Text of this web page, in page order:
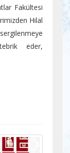
Fakültesi
Hilal
eder,